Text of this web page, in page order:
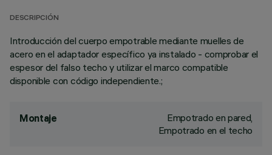
DESCRIPCIÓN
Introducción del cuerpo empotrable mediante muelles de
acero en el adaptador específico ya instalado - comprobar el
espesor del falso techo y utilizar el marco compatible
disponible con código independiente.;
Montaje
Empotrado en pared,
Empotrado en el techo